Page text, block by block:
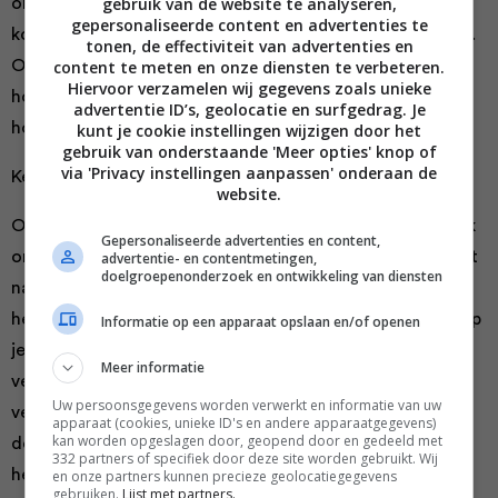
koffieautomaat, maar ook thuis te kiezen voor kwaliteit.
Om ervoor te zorgen dat jij straks als geen ander weet
hoe je de lekkerste koffies kunt maken, leggen wij je uit
hoe ook jij een barista kunt worden.
Kennis opdoen over koffie
Om een echte barista te kunnen worden is het belangrijk
om zoveel mogelijk kennis op te doen van koffie. Het lijkt
namelijk vrij eenvoudig, maar als we alleen al kijken naar
het aantal verschillende koffiebonen dat er zijn, dan snap
je natuurlijk wel dat het belangrijk is om je hierin te
verdiepen. Zo is het belangrijk dat je weet welke
verschillende soorten koffiebonen er zijn, maar ook wat
de herkomst is en hoe je bepaalde smaakprofielen kunt
herkennen. Ook het branden van de koffiebonen is
gepersonaliseerde content en advertenties te
tonen, de effectiviteit van advertenties en
content te meten en onze diensten te verbeteren.
Hiervoor verzamelen wij gegevens zoals unieke
advertentie ID’s, geolocatie en surfgedrag. Je
kunt je cookie instellingen wijzigen door het
gebruik van onderstaande 'Meer opties' knop of
via 'Privacy instellingen aanpassen' onderaan de
website.
Gepersonaliseerde advertenties en content,
advertentie- en contentmetingen,
doelgroepenonderzoek en ontwikkeling van diensten
Informatie op een apparaat opslaan en/of openen
Meer informatie
Uw persoonsgegevens worden verwerkt en informatie van uw
apparaat (cookies, unieke ID's en andere apparaatgegevens)
kan worden opgeslagen door, geopend door en gedeeld met
332 partners of specifiek door deze site worden gebruikt. Wij
en onze partners kunnen precieze geolocatiegegevens
gebruiken. Lijst met partners.